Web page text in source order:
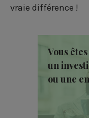
vraie différence !
Vous êtes
un
ou une